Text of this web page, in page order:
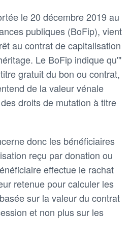
le 20 décembre 2019 au
publiques (BoFip), vient
au contrat de capitalisation
Le BoFip indique qu'"
gratuit du bon ou contrat,
de la valeur vénale
droits de mutation à titre
donc les bénéficiaires
reçu par donation ou
effectue le rachat
retenue pour calculer les
sur la valeur du contrat
et non plus sur les